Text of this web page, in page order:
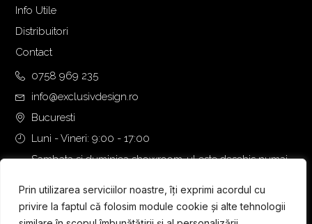
Prin utilizarea serviciilor noastre, îți exprimi acordul cu
privire la faptul că folosim module cookie și alte tehnologii
Info Utile
Distribuitori
Contact
0758 969 235
info@exclusivdesign.ro
Bucuresti
Luni - Vineri: 9:00 - 17:00
Sambata si duminica showroom-ul este deschis numai